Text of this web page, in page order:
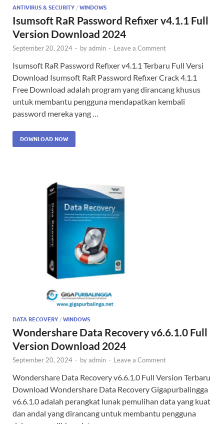
ANTIVIRUS & SECURITY / WINDOWS
Isumsoft RaR Password Refixer v4.1.1 Full
Version Download 2024
September 20, 2024 - byadmin - Leave a Comment
Isumsoft RaR Password Refixer v4.1.1 Terbaru Full Versi
Download Isumsoft RaR Password Refixer Crack 4.1.1
Free Download adalah program yang dirancang khusus
untuk membantu pengguna mendapatkan kembali
password mereka yang …
DOWNLOAD NOW
DATA RECOVERY / WINDOWS
Wondershare Data Recovery v6.6.1.0 Full
Version Download 2024
September 20, 2024 - byadmin - Leave a Comment
Wondershare Data Recovery v6.6.1.0 Full Version Terbaru
Download Wondershare Data Recovery Gigapurbalingga
v6.6.1.0 adalah perangkat lunak pemulihan data yang kuat
dan andal yang dirancang untuk membantu pengguna